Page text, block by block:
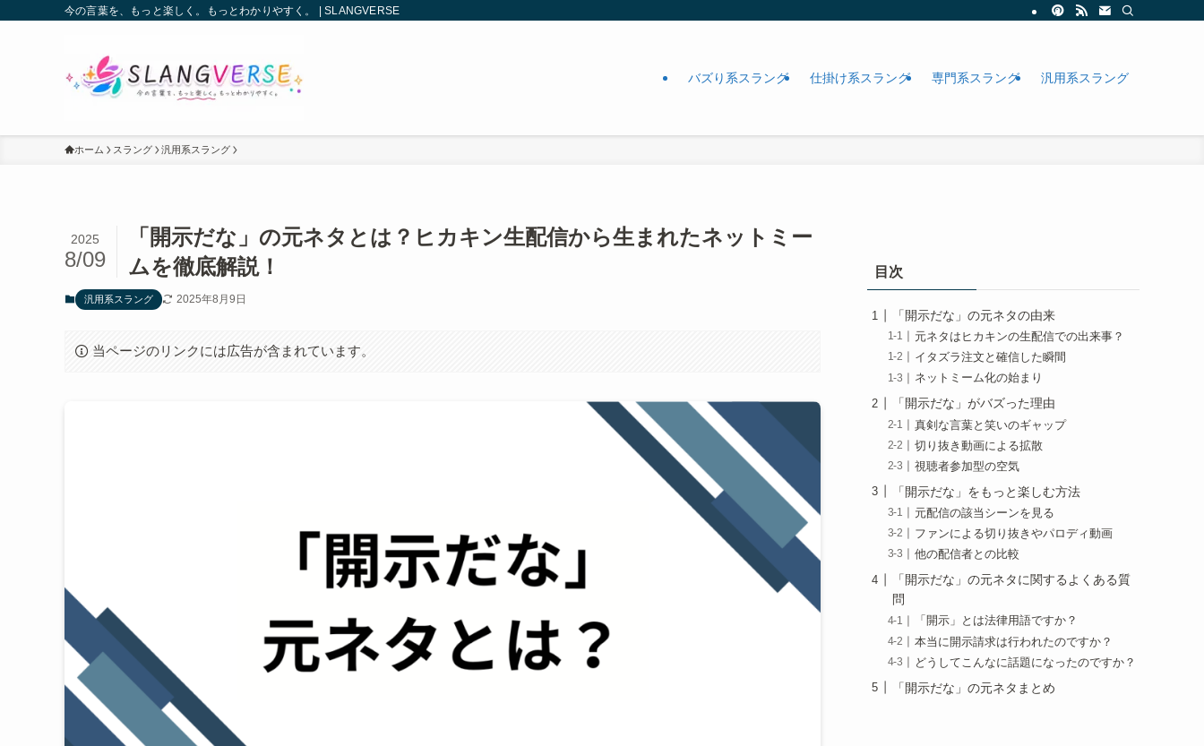
今の言葉を、もっと楽しく。もっとわかりやすく。 | SLANGVERSE
バズり系スラング 仕掛け系スラング 専門系スラング 汎用系スラング
ホーム スラング 汎用系スラング
「開示だな」の元ネタとは？ヒカキン生配信から生まれたネットミー
ムを徹底解説！
2025
8/09
汎用系スラング 2025年8月9日
当ページのリンクには広告が含まれています。
目次
「開示だな」の元ネタの由来
元ネタはヒカキンの生配信での出来事？
イタズラ注文と確信した瞬間
ネットミーム化の始まり
「開示だな」がバズった理由
真剣な言葉と笑いのギャップ
切り抜き動画による拡散
視聴者参加型の空気
「開示だな」をもっと楽しむ方法
元配信の該当シーンを見る
ファンによる切り抜きやパロディ動画
他の配信者との比較
「開示だな」の元ネタに関するよくある質
問
「開示」とは法律用語ですか？
本当に開示請求は行われたのですか？
どうしてこんなに話題になったのですか？
「開示だな」の元ネタまとめ